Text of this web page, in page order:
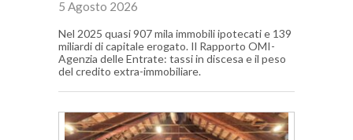
5 Agosto 2026
Nel 2025 quasi 907 mila immobili ipotecati e 139
miliardi di capitale erogato. Il Rapporto OMI-
Agenzia delle Entrate: tassi in discesa e il peso
del credito extra-immobiliare.